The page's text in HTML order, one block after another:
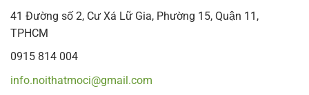
41 Đường số 2, Cư Xá Lữ Gia, Phường 15, Quận 11,
TPHCM
0915 814 004
info.noithatmoci@gmail.com